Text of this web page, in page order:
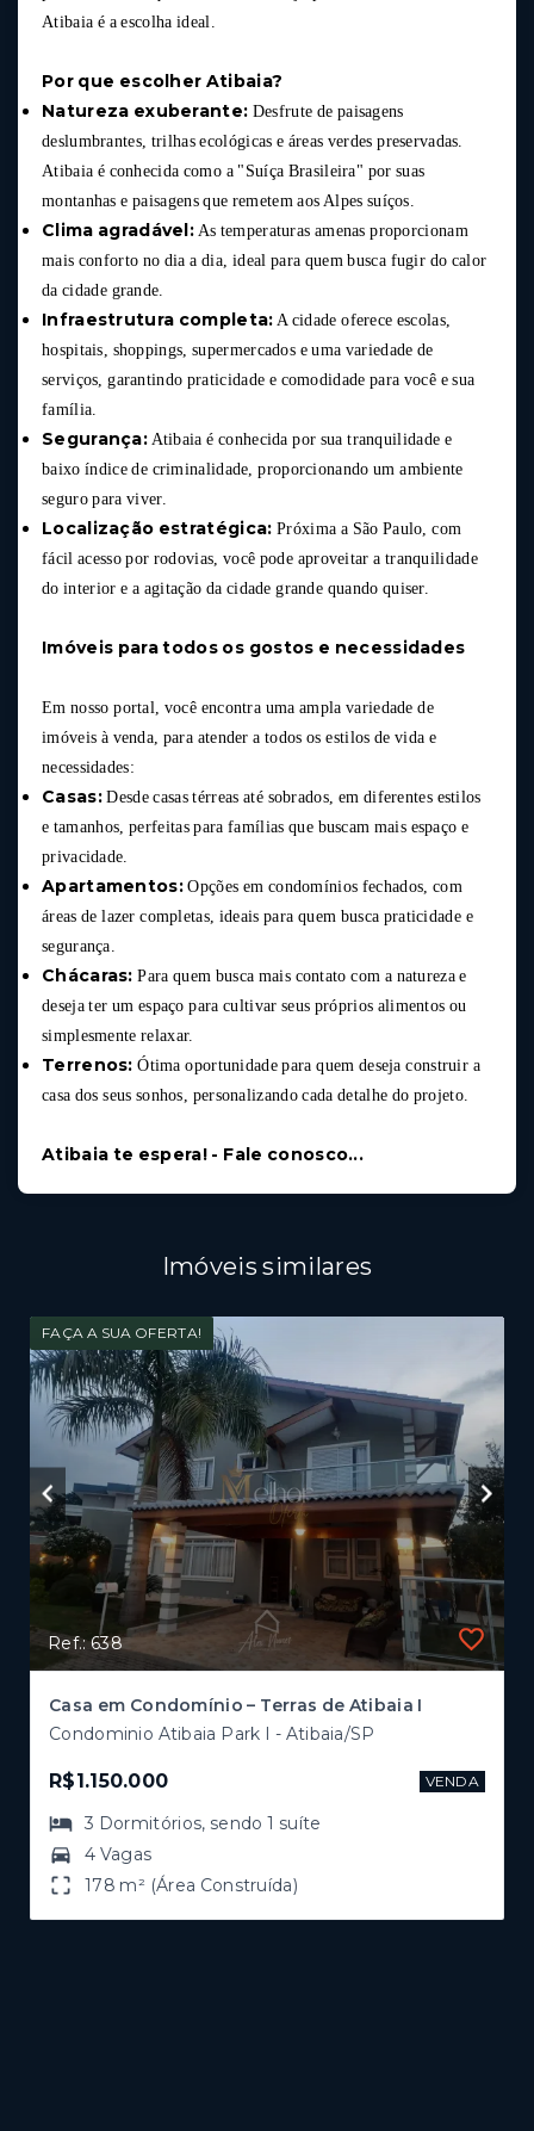
Atibaia é a escolha ideal.
Por que escolher Atibaia?
Natureza exuberante: Desfrute de paisagens
deslumbrantes, trilhas ecológicas e áreas verdes preservadas.
Atibaia é conhecida como a "Suíça Brasileira" por suas
montanhas e paisagens que remetem aos Alpes suíços.
Clima agradável: As temperaturas amenas proporcionam
mais conforto no dia a dia, ideal para quem busca fugir do calor
da cidade grande.
Infraestrutura completa: A cidade oferece escolas,
hospitais, shoppings, supermercados e uma variedade de
serviços, garantindo praticidade e comodidade para você e sua
família.
Segurança: Atibaia é conhecida por sua tranquilidade e
baixo índice de criminalidade, proporcionando um ambiente
seguro para viver.
Localização estratégica: Próxima a São Paulo, com
fácil acesso por rodovias, você pode aproveitar a tranquilidade
do interior e a agitação da cidade grande quando quiser.
Imóveis para todos os gostos e necessidades
Em nosso portal, você encontra uma ampla variedade de
imóveis à venda, para atender a todos os estilos de vida e
necessidades:
Casas:Desde casas térreas até sobrados, em diferentes estilos
e tamanhos, perfeitas para famílias que buscam mais espaço e
privacidade.
Apartamentos:Opções em condomínios fechados, com
áreas de lazer completas, ideais para quem busca praticidade e
segurança.
Chácaras: Para quem busca mais contato com a natureza e
deseja ter um espaço para cultivar seus próprios alimentos ou
simplesmente relaxar.
Terrenos: Ótima oportunidade para quem deseja construir a
casa dos seus sonhos, personalizando cada detalhe do projeto.
Atibaia te espera! - Fale conosco...
Imóveis similares
FAÇA A SUA OFERTA!
Ref.: 638
Casa em Condomínio – Terras de Atibaia I
Condominio Atibaia Park I - Atibaia/SP
R$1.150.000 VENDA
3 Dormitórios, sendo1 suíte
4 Vagas
178 m² (Área Construída)